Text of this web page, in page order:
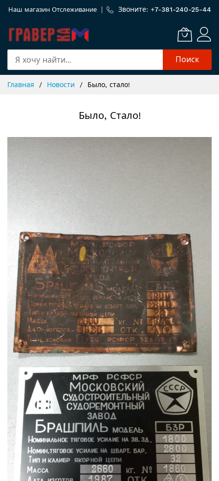
Наш магазин Отслеживание Звоните: +7-381-240-25-44
Поиск
Главная Новости Было, стало!
Было, Стало!